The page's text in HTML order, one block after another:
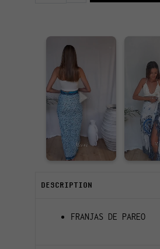
DESCRIPTION
FRANJAS DE PAREO